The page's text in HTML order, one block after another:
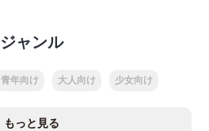
ジャンル
青年向け 大人向け 少女向け
もっと見る